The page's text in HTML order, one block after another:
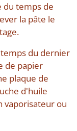
du temps de
la pâte le
du dernier
de papier
plaque de
d'huile
vaporisateur ou